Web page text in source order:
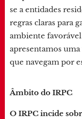
se a entidades
regras claras para
ambiente
apresentamos
que navegam por
Âmbito do IRPC
O IRPC incide